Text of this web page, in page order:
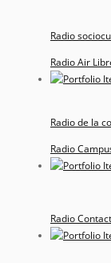
Radio
Radio Air
Radio de la
Radio
Radio Contact